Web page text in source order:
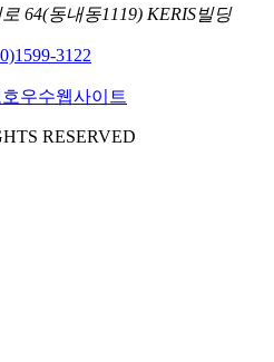
64(동내동1119) KERIS빌딩
1599-3122
RESERVED